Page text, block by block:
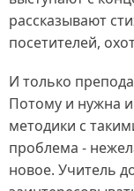
рассказывают
посетителей,
И только
Потому и нужна
методики с
проблема -
новое. Учитель